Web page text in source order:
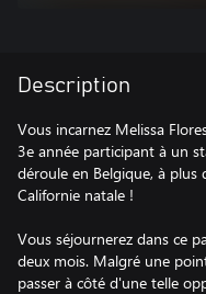
Description
Vous incarnez Melissa
3e année participant à un
déroule en Belgique, à
Californie natale !
Vous séjournerez dans ce
deux mois. Malgré une
passer à côté d'une telle